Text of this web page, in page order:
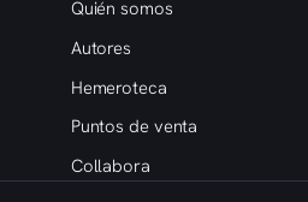
Quién somos
Autores
Hemeroteca
Puntos de venta
Collabora